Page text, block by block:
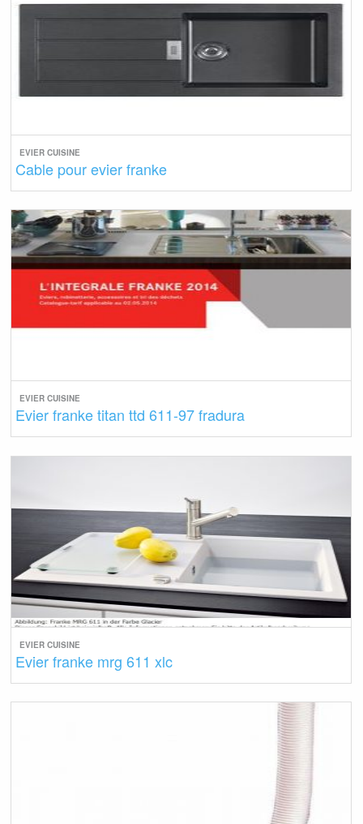
EVIER CUISINE
Cable pour evier franke
EVIER CUISINE
Evier franke titan ttd 611-97 fradura
EVIER CUISINE
Evier franke mrg 611 xlc